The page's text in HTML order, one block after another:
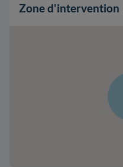
Zone d'intervention